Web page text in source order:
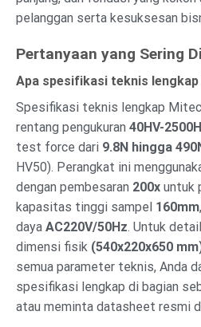
pelanggan serta kesuksesan
Pertanyaan yang Sering
Apa spesifikasi teknis lengkap
Spesifikasi teknis lengkap
rentang pengukuran 40HV-
test force dari 9.8N hingga
HV50). Perangkat ini
dengan pembesaran 200x untuk
kapasitas tinggi sampel 160mm
daya AC220V/50Hz. Untuk
dimensi fisik (540x220x650
semua parameter teknis, Anda
spesifikasi lengkap di bagian
atau meminta datasheet resmi